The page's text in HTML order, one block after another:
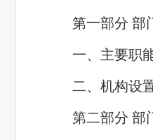
第一部分 部
一、主要职
二、机构设
第二部分 部